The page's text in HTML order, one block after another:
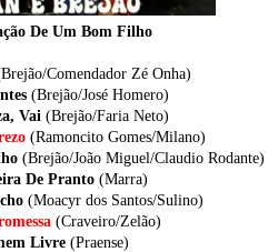
De Um Bom Filho
Comendador Zé Onha)
(Brejão/José Homero)
Vai (Brejão/Faria Neto)
(Ramoncito Gomes/Milano)
(Brejão/João Miguel/Claudio Rodante)
De Pranto(Marra)
(Moacyr dos Santos/Sulino)
(Craveiro/Zelão)
Livre (Praense)